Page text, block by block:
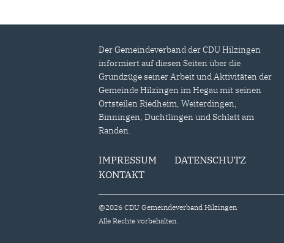
Der Gemeindeverband der CDU Hilzingen
informiert auf diesen Seiten über die
Grundzüge seiner Arbeit und Aktivitäten der
Gemeinde Hilzingen im Hegau mit seinen
Ortsteilen Riedheim, Weiterdingen,
Binningen, Duchtlingen und Schlatt am
Randen.
IMPRESSUM
DATENSCHUTZ
KONTAKT
@2026 CDU Gemeindeverband Hilzingen
Alle Rechte vorbehalten.